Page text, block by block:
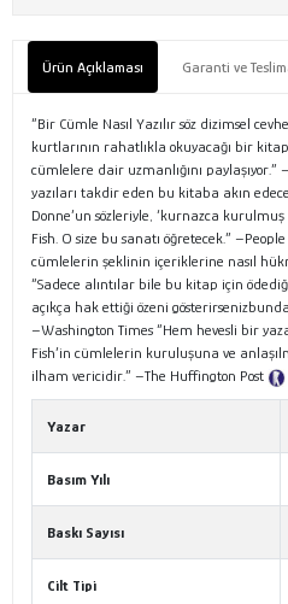
Ürün Açıklaması Garanti ve
“Bir Cümle Nasıl Yazılır söz dizimsel
kurtlarının rahatlıkla okuyacağı bir
cümlelere dair uzmanlığını paylaşıyor.”
yazıları takdir eden bu kitaba akın
Donne’un sözleriyle, ‘kurnazca
Fish. O size bu sanatı öğretecek.”
cümlelerin şeklinin içeriklerine nasıl
“Sadece alıntılar bile bu kitap için
açıkça hak ettiği özeni
–Washington Times “Hem hevesli bir
Fish’in cümlelerin kuruluşuna ve
ilham vericidir.” –The Huffington Post
Yazar
Basım Yılı
Baskı Sayısı
Cilt Tipi